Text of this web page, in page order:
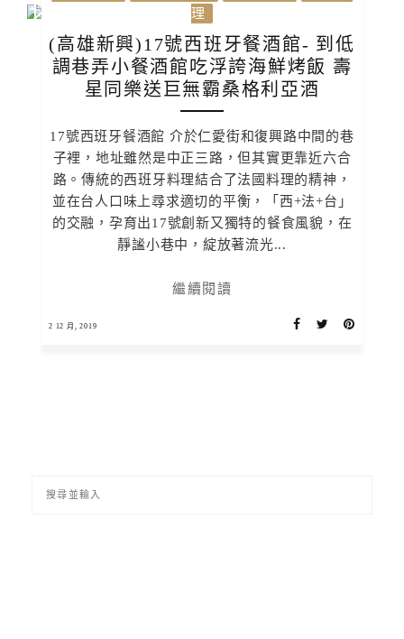
理
(高雄新興)17號西班牙餐酒館- 到低
調巷弄小餐酒館吃浮誇海鮮烤飯 壽
星同樂送巨無霸桑格利亞酒
17號西班牙餐酒館 介於仁愛街和復興路中間的巷
子裡，地址雖然是中正三路，但其實更靠近六合
路。傳統的西班牙料理結合了法國料理的精神，
並在台人口味上尋求適切的平衡，「西+法+台」
的交融，孕育出17號創新又獨特的餐食風貌，在
靜謐小巷中，綻放著流光...
繼續閱讀
2 12 月, 2019